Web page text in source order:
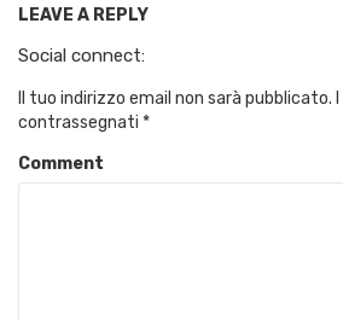
LEAVE A REPLY
Social connect:
Il tuo indirizzo email non sarà pubblicato.
contrassegnati *
Comment